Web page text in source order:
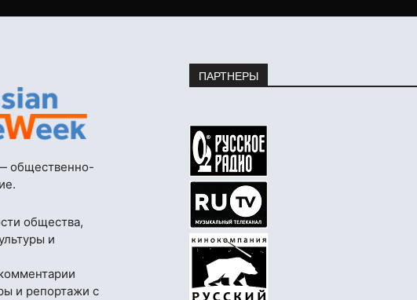
общественно-
общества,
и
и репортажи с
ПАРТНЕРЫ